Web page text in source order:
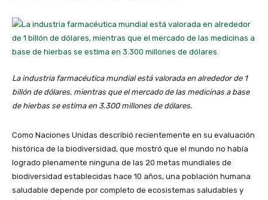
La industria farmacéutica mundial está valorada en alrededor de 1
billón de dólares, mientras que el mercado de las medicinas a base
de hierbas se estima en 3.300 millones de dólares.
Como Naciones Unidas describió recientemente en su evaluación
histórica de la biodiversidad, que mostró que el mundo no había
logrado plenamente ninguna de las 20 metas mundiales de
biodiversidad establecidas hace 10 años, una población humana
saludable depende por completo de ecosistemas saludables y